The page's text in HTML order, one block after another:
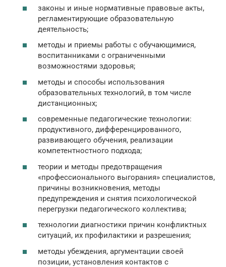
законы и иные нормативные правовые акты,
регламентирующие образовательную
деятельность;
методы и приемы работы с обучающимися,
воспитанниками с ограниченными
возможностями здоровья;
методы и способы использования
образовательных технологий, в том числе
дистанционных;
современные педагогические технологии:
продуктивного, дифференцированного,
развивающего обучения, реализации
компетентностного подхода;
теории и методы предотвращения
«профессионального выгорания» специалистов,
причины возникновения, методы
предупреждения и снятия психологической
перегрузки педагогического коллектива;
технологии диагностики причин конфликтных
ситуаций, их профилактики и разрешения;
методы убеждения, аргументации своей
позиции, установления контактов с